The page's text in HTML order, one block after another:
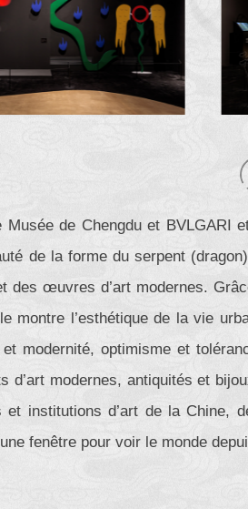
Musée de Chengdu et BVLGARI
de la forme du serpent
des œuvres d’art modernes.
montre l’esthétique de la vie
et modernité, optimisme et
d’art modernes, antiquités et
et institutions d’art de la Chine,
fenêtre pour voir le monde